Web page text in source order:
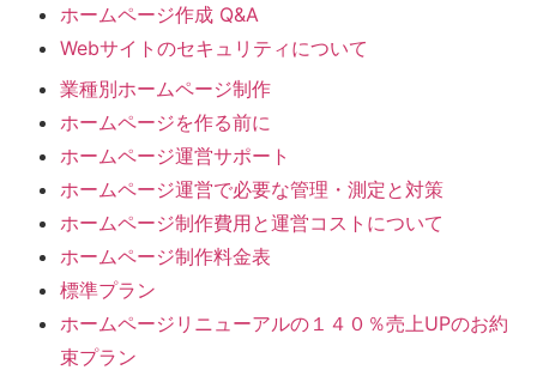
ホームページ作成 Q&A
Webサイトのセキュリティについて
業種別ホームページ制作
ホームページを作る前に
ホームページ運営サポート
ホームページ運営で必要な管理・測定と対策
ホームページ制作費用と運営コストについて
ホームページ制作料金表
標準プラン
ホームページリニューアルの１４０％売上UPのお約
束プラン